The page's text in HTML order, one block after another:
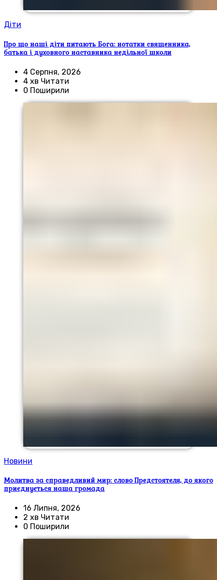
Діти
Про що наші діти питають Бога: нотатки священника,
батька і духовного наставника недільної школи
4 Серпня, 2026
4 хв Читати
0 Поширили
Новини
Молитва за справедливий мир: слово Предстоятеля, до якого
приєднується наша громада
16 Липня, 2026
2 хв Читати
0 Поширили